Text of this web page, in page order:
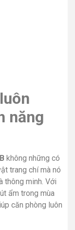
năng
không những có
trang chí mà nó
thông minh. Với
ẩm trong mùa
căn phòng luôn